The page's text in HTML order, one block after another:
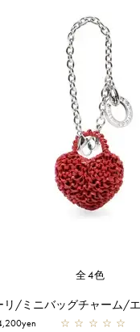
全4色
リ/ミニバッグチャーム/
☆ ☆ ☆ ☆ ☆